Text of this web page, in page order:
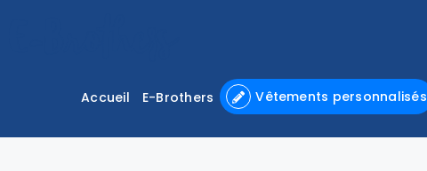
Accueil E-Brothers Vêtements personnalisés